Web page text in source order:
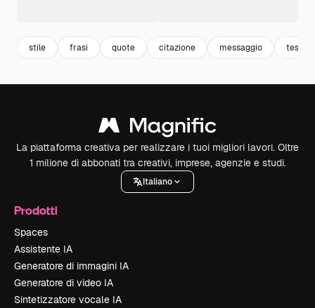
stile frasi quote citazione messaggio testo
La piattaforma creativa per realizzare i tuoi migliori lavori. Oltre
1 milione di abbonati tra creativi, imprese, agenzie e studi.
Italiano
Prodotti
Spaces
Assistente IA
Generatore di immagini IA
Generatore di video IA
Sintetizzatore vocale IA